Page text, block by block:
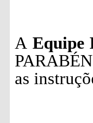
A Equipe
as